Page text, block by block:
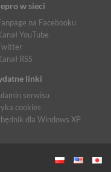
w sieci
na Facebooku
YouTube
RSS
linki
serwisu
cookies
dla Windows XP